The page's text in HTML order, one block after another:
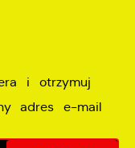
i otrzymuj
adres e-mail